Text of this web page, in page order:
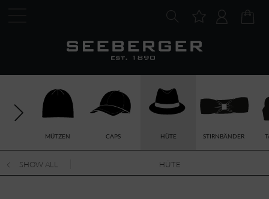
MÜTZEN CAPS HÜTE STIRNBÄNDER
SHOW ALL HÜTE